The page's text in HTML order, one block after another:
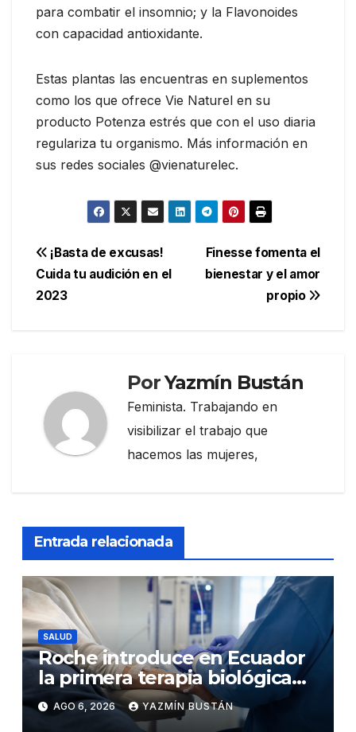
para combatir el insomnio; y la Flavonoides
con capacidad antioxidante.
Estas plantas las encuentras en suplementos
como los que ofrece Vie Naturel en su
producto Potenza estrés que con el uso diaria
regulariza tu organismo. Más información en
sus redes sociales @vienaturelec.
Navegación
de
Finesse fomenta el
bienestar y el amor
propio
¡Basta de excusas!
Cuida tu audición en el
2023
PorYazmín Bustán
Feminista. Trabajando en
visibilizar el trabajo que
hacemos las mujeres,
Entrada relacionada
SALUD
Roche introduce en Ecuador
la primera terapia biológica
de precisión capaz de
detener el daño renal por
AGO 6, 2026 YAZMÍN BUSTÁN